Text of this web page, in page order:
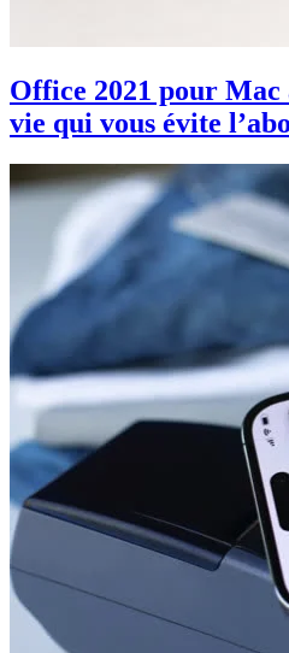
Office 2021 pour Mac
vie qui vous évite